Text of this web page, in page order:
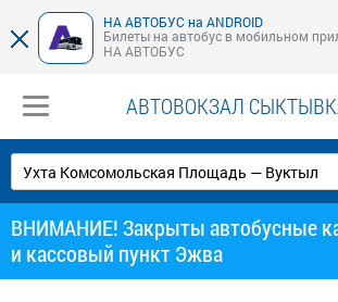
НА АВТОБУС на ANDROID
Билеты на автобус в мобильном
НА АВТОБУС
АВТОВОКЗАЛ
ВНИМАНИЕ! Закрыты автобусные
и кассовый пункт Эжва